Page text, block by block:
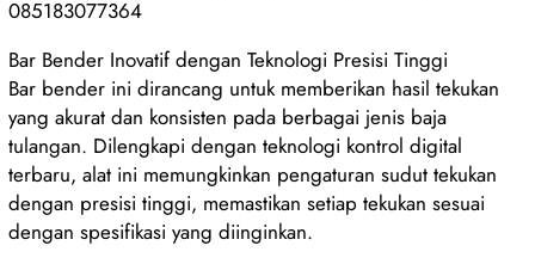
085183077364
Bar Bender Inovatif dengan Teknologi Presisi Tinggi
Bar bender ini dirancang untuk memberikan hasil tekukan
yang akurat dan konsisten pada berbagai jenis baja
tulangan. Dilengkapi dengan teknologi kontrol digital
terbaru, alat ini memungkinkan pengaturan sudut tekukan
dengan presisi tinggi, memastikan setiap tekukan sesuai
dengan spesifikasi yang diinginkan.